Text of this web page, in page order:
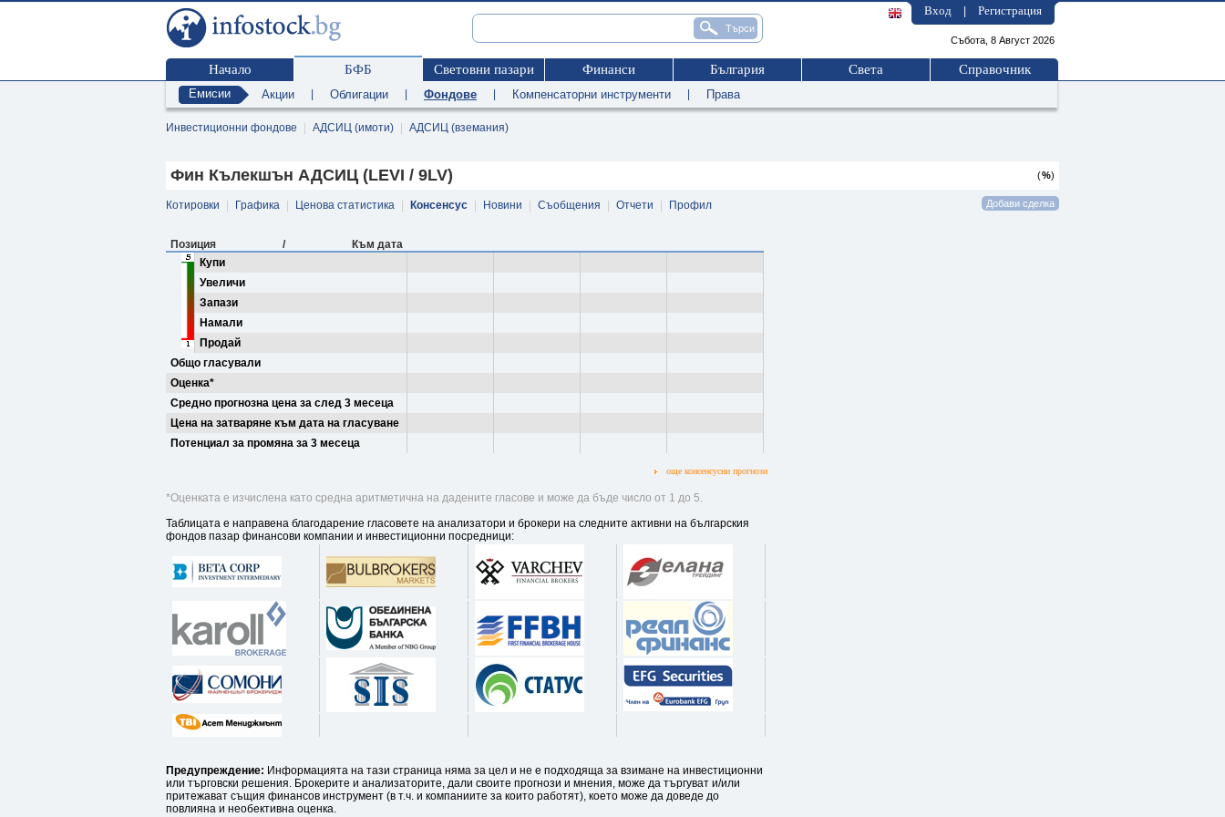
Вход Регистрация
Събота, 8 Август 2026
Начало БФБ Световни пазари Финанси България Света Справочник
Емисии Акции Облигации Фондове Компенсаторни инструменти Права
Инвестиционни фондове АДСИЦ (имоти) АДСИЦ (вземания)
(%)
Фин Кълекшън АДСИЦ (LEVI / 9LV)
Котировки Графика Ценова статистика Консенсус Новини Съобщения Отчети Профил
Към дата
Позиция
/
Купи
Увеличи
Запази
Намали
Продай
Общо гласували
Оценка*
Средно прогнозна цена за след 3 месеца
Цена на затваряне към дата на гласуване
Потенциал за промяна за 3 месеца
още консенсусни прогнози
*Оценката е изчислена като средна аритметична на дадените гласове и може да бъде число от 1 до 5.
Таблицата е направена благодарение гласовете на анализатори и брокери на следните активни на българския
фондов пазар финансови компании и инвестиционни посредници:
Предупреждение: Информацията на тази страница няма за цел и не е подходяща за взимане на инвестиционни
или търговски решения. Брокерите и анализаторите, дали своите прогнози и мнения, може да търгуват и/или
притежават същия финансов инструмент (в т.ч. и компаниите за които работят), което може да доведе до
повлияна и необективна оценка.